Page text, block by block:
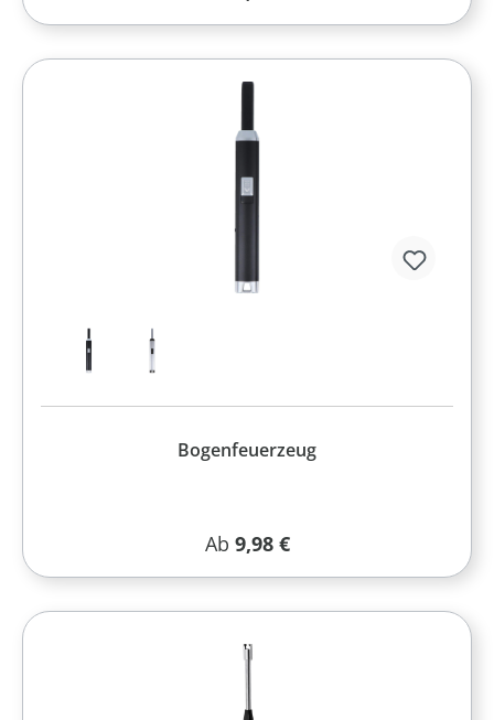
Bogenfeuerzeug
Regulärer Preis:
Ab 9,98 €